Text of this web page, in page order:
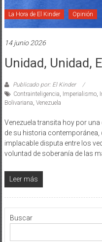
La Hora de El Kinder Opinión
14 junio 2026
Unidad, Unidad,
Publicado por: El Kinder
Contrainteligencia, Imperialismo,
Bolivariana, Venezuela
Venezuela transita hoy por
de su historia contemporánea,
implacable disputa entre los
voluntad de soberanía de las
Leer más
Buscar